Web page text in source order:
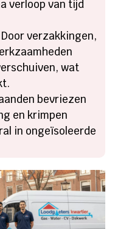
verloop van tijd
Door verzakkingen,
wat
bevriezen
en krimpen
in ongeïsoleerde